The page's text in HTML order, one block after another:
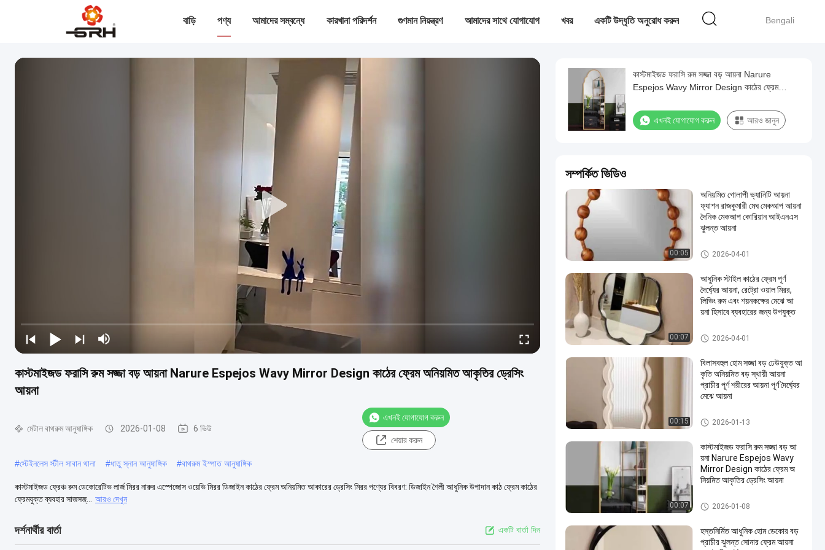
Bengali
বাড়ি পণ্য আমাদের সম্বন্ধে কারখানা পরিদর্শন গুণমান নিয়ন্ত্রণ আমাদের সাথে যোগাযোগ খবর একটি উদ্ধৃতি অনুরোধ করুন
কাস্টমাইজড ফরাসি রুম সজ্জা বড় আয়না Narure Espejos Wavy Mirror Design কাঠের ফ্রেম অনিয়মিত আকৃতির ড্রেসিং
আয়না
মেটাল বাথরুম আনুষাঙ্গিক 2026-01-08 6 ভিউ
এখনই যোগাযোগ করুন
শেয়ার করুন
#স্টেইনলেস স্টীল সাবান থালা #ধাতু স্নান আনুষাঙ্গিক #বাথরুম ইস্পাত আনুষাঙ্গিক
কাস্টমাইজড ফ্রেঞ্চ রুম ডেকোরেটিভ লার্জ মিরর নারুর এস্পেজোস ওয়েভি মিরর ডিজাইন কাঠের ফ্রেম অনিয়মিত আকারের ড্রেসিং মিরর পণ্যের বিবরণ: ডিজাইন শৈলী আধুনিক উপাদান কাঠ ফ্রেম কাঠের
ফ্রেমযুক্ত ব্যবহার সাজসজ্...
আরও দেখুন
দর্শনার্থীর বার্তা একটি বার্তা দিন
কাস্টমাইজড ফরাসি রুম সজ্জা বড় আয়না Narure
Espejos Wavy Mirror Design কাঠের ফ্রেম
এখনই যোগাযোগ করুন আরও জানুন
সম্পর্কিত ভিডিও
00:05
অনিয়মিত গোলাপী ভ্যানিটি আয়না
ফ্যাশন রাজকুমারী মেঘ মেকআপ আয়না
দৈনিক মেকআপ কোরিয়ান আইএনএস
ঝুলন্ত আয়না
মেটাল বাথরুম আনুষাঙ্গিক
2026-04-01
00:07
আধুনিক স্টাইল কাঠের ফ্রেম পূর্ণ
দৈর্ঘ্যের আয়না, রেট্রো ওয়াল মিরর,
লিভিং রুম এবং শয়নকক্ষের মেঝে আ
য়না হিসাবে ব্যবহারের জন্য উপযুক্ত
মেটাল বাথরুম আনুষাঙ্গিক
2026-04-01
00:15
বিলাসবহুল হোম সজ্জা বড় ঢেউযুক্ত আ
কৃতি অনিয়মিত বড় স্থায়ী আয়না
প্রাচীর পূর্ণ শরীরের আয়না পূর্ণ দৈর্ঘ্যের
মেঝে আয়না
মেটাল বাথরুম আনুষাঙ্গিক
2026-01-13
00:07
কাস্টমাইজড ফরাসি রুম সজ্জা বড় আ
য়না Narure Espejos Wavy
Mirror Design কাঠের ফ্রেম অ
নিয়মিত আকৃতির ড্রেসিং আয়না
মেটাল বাথরুম আনুষাঙ্গিক
2026-01-08
হস্তনির্মিত আধুনিক হোম ডেকোর বড়
প্রাচীর ঝুলন্ত সোনার ফ্রেম আয়না